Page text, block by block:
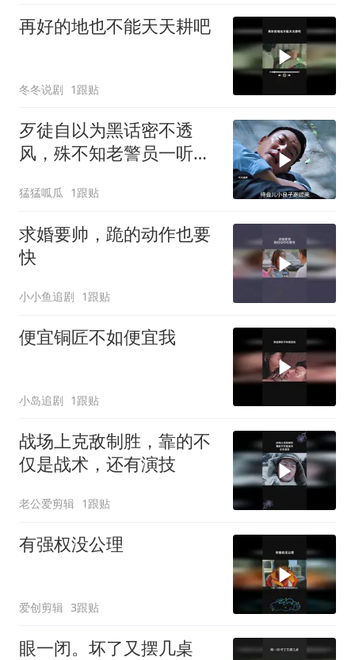
再好的地也不能天天耕吧
冬冬说剧 1跟贴
歹徒自以为黑话密不透
风，殊不知老警员一听便
猛猛呱瓜 1跟贴
求婚要帅，跪的动作也要
快
小小鱼追剧 1跟贴
便宜铜匠不如便宜我
小岛追剧 1跟贴
战场上克敌制胜，靠的不
仅是战术，还有演技
老公爱剪辑 1跟贴
有强权没公理
爱创剪辑 3跟贴
眼一闭。坏了又摆几桌